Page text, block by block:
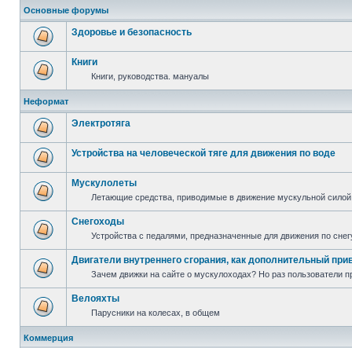
Основные форумы
Здоровье и безопасность
Книги
Книги, руководства. мануалы
Неформат
Электротяга
Устройства на человеческой тяге для движения по воде
Мускулолеты
Летающие средства, приводимые в движение мускульной силой
Снегоходы
Устройства с педалями, предназначенные для движения по
Двигатели внутреннего сгорания, как дополнительный
Зачем движки на сайте о мускулоходах? Но раз пользователи
Велояхты
Парусники на колесах, в общем
Коммерция